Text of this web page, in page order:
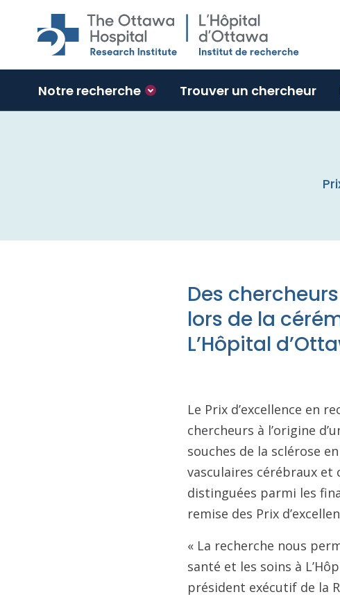
Skip to main content
Notre recherche Trouver un chercheur
Des
lors de la
L’Hôpital
Le Prix d’excellence en
chercheurs à l’origine
souches de la sclérose
vasculaires cérébraux et
distinguées parmi les
remise des Prix
« La recherche nous
santé et les soins à
président exécutif de la